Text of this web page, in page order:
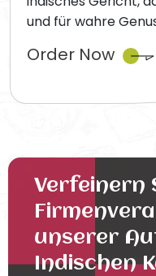
und für wahre
Order Now
Verfeinern
unserer
Indischen